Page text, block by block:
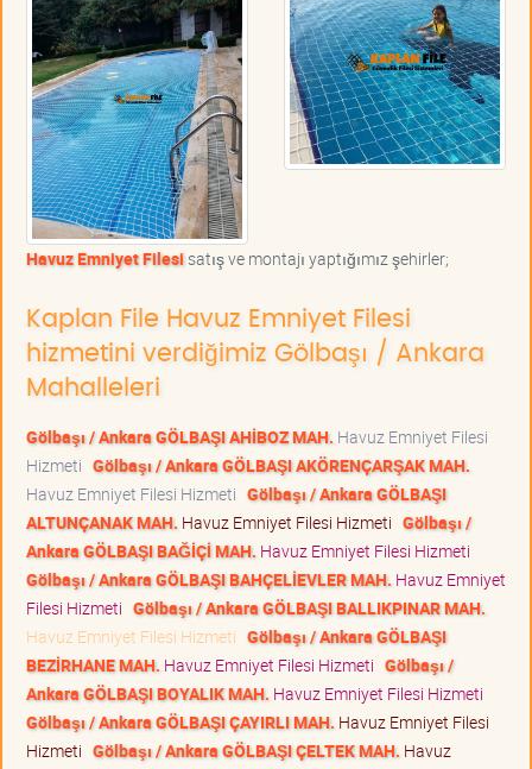
Havuz Emniyet Filesisatış ve montajı yaptığımız şehirler;
Kaplan File Havuz Emniyet Filesi
hizmetini verdiğimiz Gölbaşı / Ankara
Mahalleleri
Gölbaşı / Ankara GÖLBAŞI AHİBOZ MAH. Havuz Emniyet Filesi
Hizmeti Gölbaşı / Ankara GÖLBAŞI AKÖRENÇARŞAK MAH.
Havuz Emniyet Filesi Hizmeti Gölbaşı / Ankara GÖLBAŞI
ALTUNÇANAK MAH. Havuz Emniyet Filesi Hizmeti Gölbaşı /
Ankara GÖLBAŞI BAĞİÇİ MAH. Havuz Emniyet Filesi Hizmeti
Gölbaşı / Ankara GÖLBAŞI BAHÇELİEVLER MAH. Havuz Emniyet
Filesi Hizmeti Gölbaşı / Ankara GÖLBAŞI BALLIKPINAR MAH.
Havuz Emniyet Filesi Hizmeti Gölbaşı / Ankara GÖLBAŞI
BEZİRHANE MAH. Havuz Emniyet Filesi Hizmeti Gölbaşı /
Ankara GÖLBAŞI BOYALIK MAH. Havuz Emniyet Filesi Hizmeti
Gölbaşı / Ankara GÖLBAŞI ÇAYIRLI MAH. Havuz Emniyet Filesi
Hizmeti Gölbaşı / Ankara GÖLBAŞI ÇELTEK MAH. Havuz